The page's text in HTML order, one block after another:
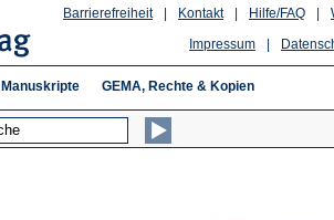
Hilfe/FAQ
Kontakt
Barrierefreiheit
Impressum
Manuskripte GEMA, Rechte & Kopien